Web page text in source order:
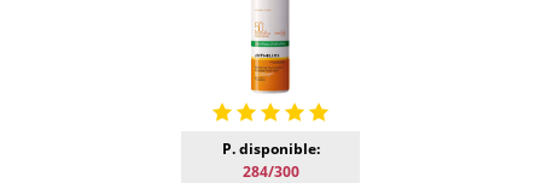
P. disponible:
284/300